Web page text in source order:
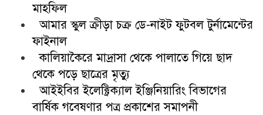
মাহফিল
আমার স্কুল ক্রীড়া চক্র ডে-নাইট ফুটবল টুর্নামেন্টের
ফাইনাল
কালিয়াকৈরে মাদ্রাসা থেকে পালাতে গিয়ে ছাদ
থেকে পড়ে ছাত্রের মৃত্যু
আইইবির ইলেক্ট্রিক্যাল ইঞ্জিনিয়ারিং বিভাগের
বার্ষিক গবেষণার পত্র প্রকাশের সমাপনী